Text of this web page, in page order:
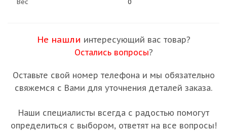
Вес 0
Не нашли интересующий вас товар?
Остались вопросы?
Оставьте свой номер телефона и мы обязательно
свяжемся с Вами для уточнения деталей заказа.
Наши специалисты всегда с радостью помогут
определиться с выбором, ответят на все вопросы!